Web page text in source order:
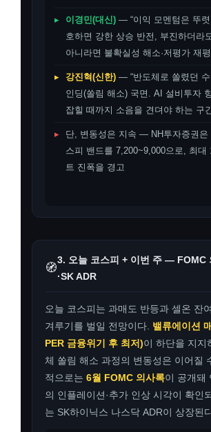
▸ 이경민(대신) — “이익 모멘텀은 뚜
호하면 강한 상승 반전, 부진하더라
아니라면 불확실성 해소·저평가 재
▸ 강진혁(신한) — “반도체로 쏠렸던
인딩(쏠림 해소) 국면. AI 설비투자
잡힐 때까지 소음을 견뎌야 하는 구
▸
단, 변동성은 지속 — NH투자증권은
스피 밴드를 7,200~9,000으로, 최대
트 진폭을 경고
🧭
3. 오늘 코스피 + 이번 주 — FOMC
·SK ADR
오늘 코스피는 과매도 반등과 셀온 잔
겨루기를 벌일 전망이다. 밸류에이션
PER 금융위기 후 최저)이 하단을 지지
체 쏠림 해소 과정의 변동성은 이어질
적으로는 6월 FOMC 의사록이 공개돼
의 인플레이션·추가 인상 시각이 확인
는 SK하이닉스 나스닥 ADR이 상장된